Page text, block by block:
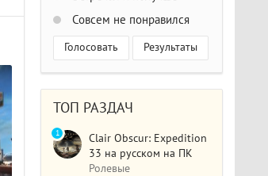
Совсем не понравился
Голосовать Результаты
ТОП РАЗДАЧ
Clair Obscur: Expedition
33 на русском на ПК
Ролевые
1